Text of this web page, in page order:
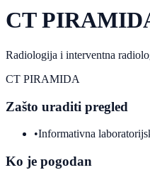
CT
Radiologija i interventna
CT PIRAMIDA
Zašto uraditi pregled
•Informativna
Ko je pogodan